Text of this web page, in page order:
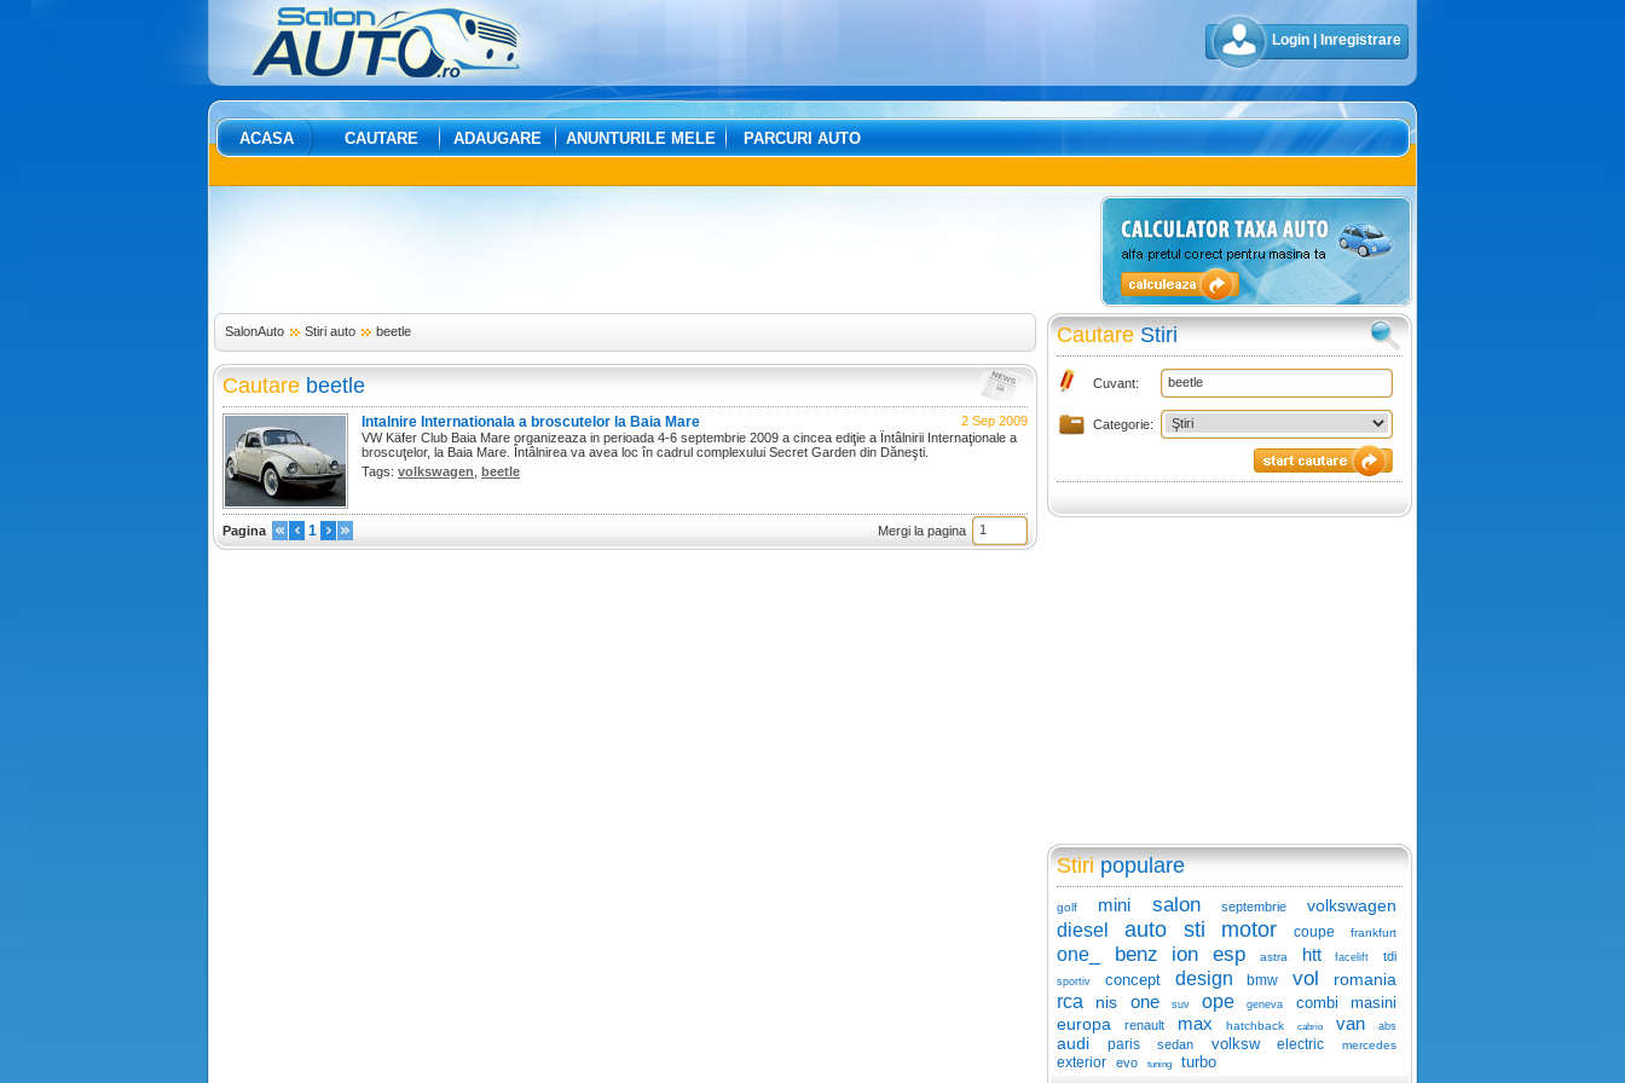
Login Inregistrare
ACASA CAUTARE ADAUGARE ANUNTURILE MELE PARCURI AUTO
SalonAuto Stiri auto beetle
Cautare beetle
2 Sep 2009
Intalnire Internationala a broscutelor la Baia Mare
VW Käfer Club Baia Mare organizeaza in perioada 4-6 septembrie 2009 a cincea ediţie a Întâlnirii Internaţionale a
broscuţelor, la Baia Mare. Întâlnirea va avea loc în cadrul complexului Secret Garden din Dăneşti.
Tags: volkswagen beetle
Pagina 1 Mergi la pagina
CautareStiri
Cuvant:
Categorie:
Stiripopulare
golf mini salon septembrie volkswagen
diesel auto sti motor coupe frankfurt
one_ benz ion esp astra htt facelift tdi
sportiv concept design bmw vol romania
rca nis one suv ope geneva combi masini
europa renault max hatchback cabrio van abs
audi paris sedan volksw electric mercedes
exterior evo tuning turbo